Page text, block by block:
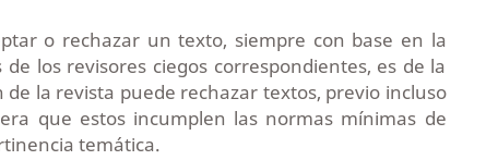
o rechazar un texto, siempre con base en la
los revisores ciegos correspondientes, es de la
de la revista puede rechazar textos, previo incluso
que estos incumplen las normas mínimas de
temática.